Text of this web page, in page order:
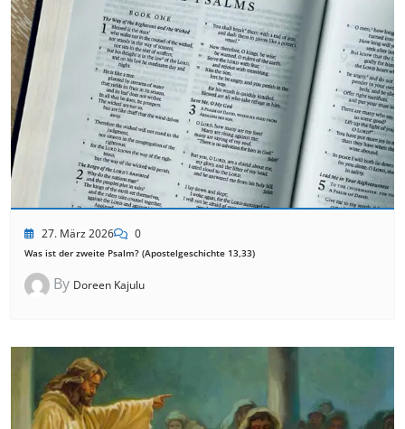
27. März 2026 0
Was ist der zweite Psalm? (Apostelgeschichte 13,33)
By Doreen Kajulu